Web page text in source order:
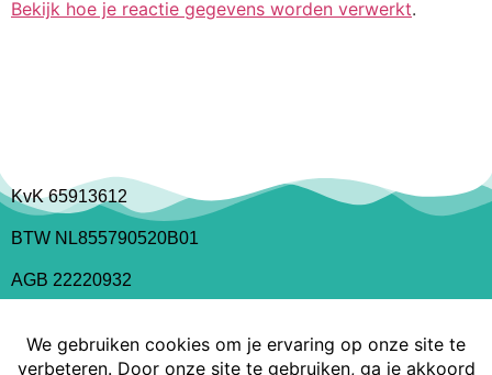
Bekijk hoe je reactie gegevens worden verwerkt.
KvK 65913612
BTW NL855790520B01
AGB 22220932
Copyright Medical Tattoo Innovations 2022